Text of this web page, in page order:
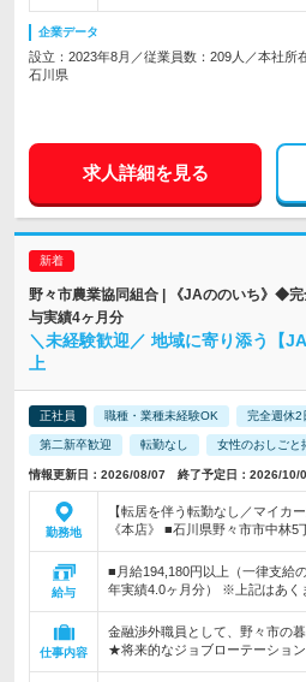
企業データ
設立：2023年8月／従業員数：209人／本社所
石川県
求人詳細を見る
野々市農業協同組合 | 《JAののいち》◆
与実績4ヶ月分
＼未経験歓迎／ 地域に寄り添う【
上
正社員 職種・業種未経験OK 完全週休2
第二新卒歓迎 転勤なし 女性のおしごと
情報更新日：2026/08/07 終了予定日：2026/10/
勤務地
【転居を伴う転勤なし／マイカ
《本店》 ■石川県野々市市中林5
給与
■月給194,180円以上（一律支給
年実績4.0ヶ月分） ※上記はあく
仕事内容
金融渉外職員として、野々市の
★将来的なジョブローテーショ